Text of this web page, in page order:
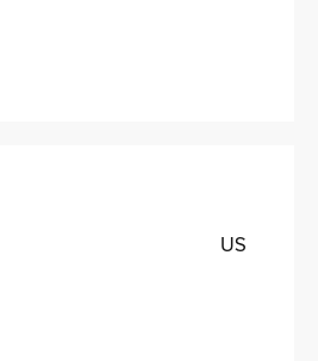
US